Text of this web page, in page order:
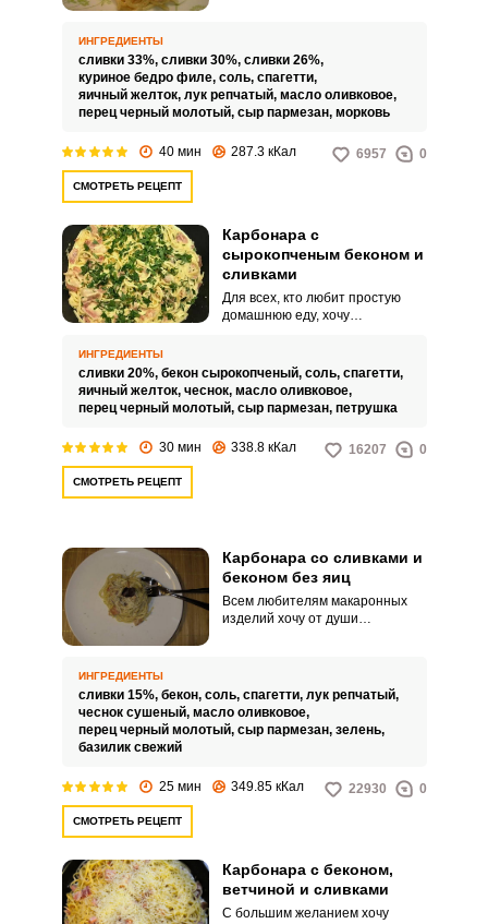
сытно накормить домашних.
ИНГРЕДИЕНТЫ
сливки 33%, сливки 30%, сливки 26%,
куриное бедро филе, соль, спагетти,
яичный желток, лук репчатый, масло оливковое,
перец черный молотый, сыр пармезан, морковь
40 мин 287.3 кКал 6957 0
СМОТРЕТЬ РЕЦЕПТ
Карбонара с
сырокопченым беконом и
сливками
Для всех, кто любит простую
домашнюю еду, хочу
сырокопченым беконом и
сливками. Блюдо отлично
подойдет для семейного обеда
также праздничного или
романтического ужина.
ИНГРЕДИЕНТЫ
сливки 20%, бекон сырокопченый, соль, спагетти,
яичный желток, чеснок, масло оливковое,
перец черный молотый, сыр пармезан, петрушка
30 мин 338.8 кКал 16207 0
СМОТРЕТЬ РЕЦЕПТ
Карбонара со сливками и
беконом без яиц
Всем любителям макаронных
изделий хочу от души
беконом без яиц. Паста
получается нежной и сочной.
ИНГРЕДИЕНТЫ
сливки 15%, бекон, соль, спагетти, лук репчатый,
чеснок сушеный, масло оливковое,
перец черный молотый, сыр пармезан, зелень,
базилик свежий
25 мин 349.85 кКал 22930 0
СМОТРЕТЬ РЕЦЕПТ
Карбонара с беконом,
ветчиной и сливками
С большим желанием хочу